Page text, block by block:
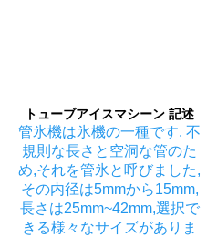
トューブアイスマシーン 記述
管氷機は氷機の一種です. 不
規則な長さと空洞な管のた
め,それを管氷と呼びました,
その内径は5mmから15mm,
長さは25mm~42mm,選択で
きる様々なサイズがありま